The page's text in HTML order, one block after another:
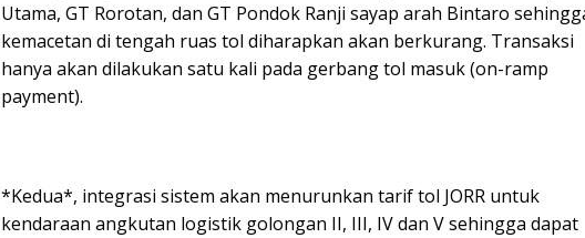
Utama, GT Rorotan, dan GT Pondok Ranji sayap arah Bintaro
kemacetan di tengah ruas tol diharapkan akan berkurang. Transaksi
hanya akan dilakukan satu kali pada gerbang tol masuk (on-ramp
payment).
*Kedua*, integrasi sistem akan menurunkan tarif tol JORR untuk
kendaraan angkutan logistik golongan II, III, IV dan V sehingga dapat